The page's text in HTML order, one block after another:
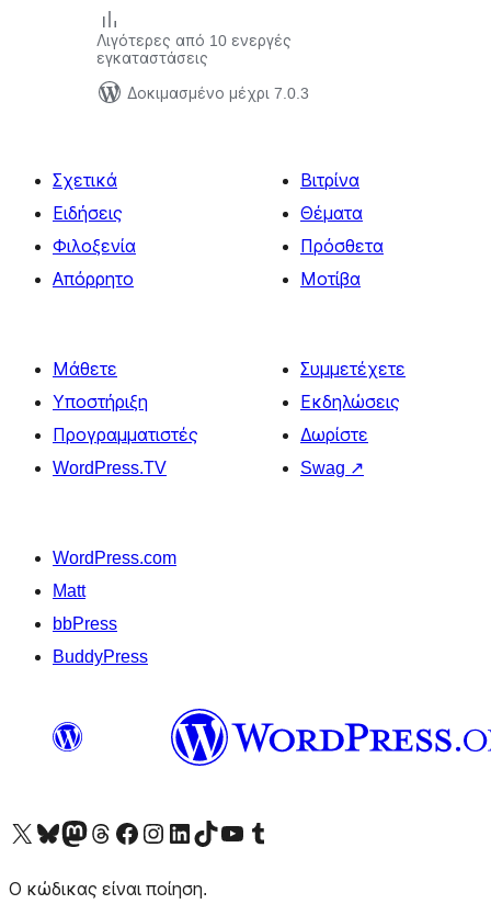
Λιγότερες από 10 ενεργές
εγκαταστάσεις
Δοκιμασμένο μέχρι 7.0.3
Σχετικά
Ειδήσεις
Φιλοξενία
Απόρρητο
Βιτρίνα
Θέματα
Πρόσθετα
Μοτίβα
Μάθετε
Υποστήριξη
Προγραμματιστές
WordPress.TV
Συμμετέχετε
Εκδηλώσεις
Δωρίστε
Swag ↗
WordPress.com
Matt
bbPress
BuddyPress
Visit our X (formerly Twitter) account
Visit our Bluesky account
Επισκεφθείτε τον λογαριασμό μας στο Mastodon
Visit our Threads account
Επισκεφτείτε τη σελίδα μας στο Facebook
Επισκεφθείτε τον λογαριασμό μας Instagram
Επισκεφθείτε τον λογαριασμό μας LinkedIn
Visit our TikTok account
Visit our YouTube channel
Visit our Tumblr account
Ο κώδικας είναι ποίηση.